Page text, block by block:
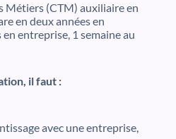
Métiers (CTM) auxiliaire en
en deux années en
entreprise, 1 semaine au
il faut :
avec une entreprise,